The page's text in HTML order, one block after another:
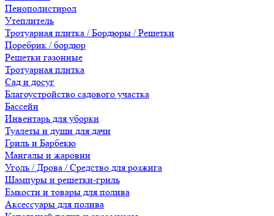
Пенополистирол
Утеплитель
Тротуарная плитка / Бордюры / Решетки
Поребрик / бордюр
Решетки газонные
Тротуарная плитка
Сад и досуг
Благоустройство садового участка
Бассейн
Инвентарь для уборки
Туалеты и души для дачи
Гриль и Барбекю
Мангалы и жаровни
Уголь / Дрова / Средство для розжига
Шампуры и решетки-гриль
Емкости и товары для полива
Аксессуары для полива